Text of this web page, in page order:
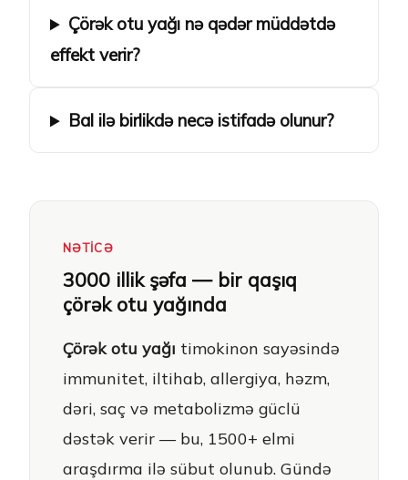
Çörək otu yağı nə qədər müddətdə
effekt verir?
Bal ilə birlikdə necə istifadə olunur?
NƏTICƏ
3000 illik şəfa — bir qaşıq
çörək otu yağında
Çörək otu yağı timokinon sayəsində
immunitet, iltihab, allergiya, həzm,
dəri, saç və metabolizmə güclü
dəstək verir — bu, 1500+ elmi
araşdırma ilə sübut olunub. Gündə